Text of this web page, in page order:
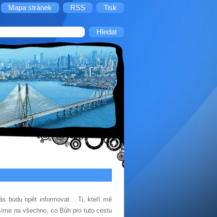
Mapa stránek RSS Tisk
budu opět informovat... Ti, kteří mě
na všechno, co Bůh pro tuto cestu